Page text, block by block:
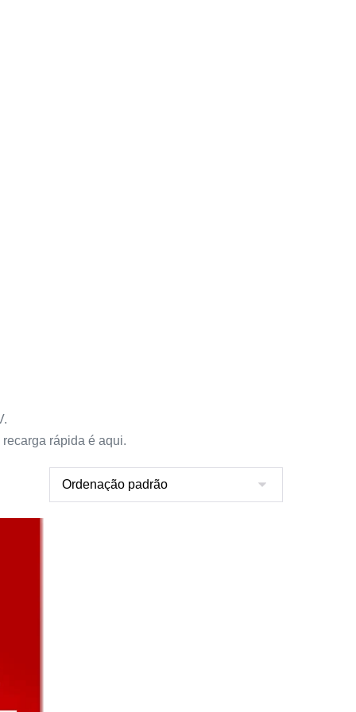
rápida é aqui.